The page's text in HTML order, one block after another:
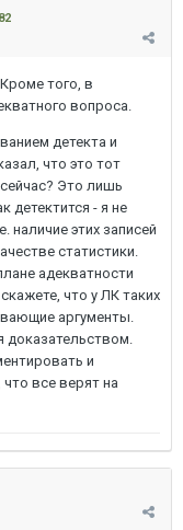
того, в
вопроса.
детекта и
что это тот
Это лишь
детектится - я не
наличие этих записей
статистики.
адекватности
что у ЛК таких
аргументы.
доказательством.
и
все верят на